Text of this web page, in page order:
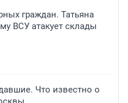
граждан. Татьяна
ВСУ атакует склады
Что известно о